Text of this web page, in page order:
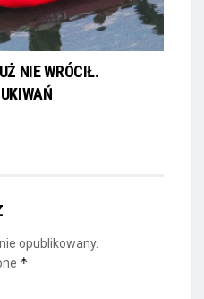
NIE WRÓCIŁ.
opublikowany.
*